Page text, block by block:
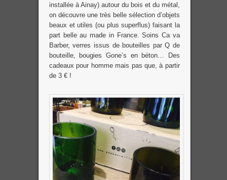
installée à Ainay) autour du bois et du métal,
on découvre une très belle sélection d’objets
beaux et utiles (ou plus superflus) faisant la
part belle au made in France. Soins Ca va
Barber, verres issus de bouteilles par Q de
bouteille, bougies Gone’s en béton… Des
cadeaux pour homme mais pas que, à partir
de 3 € !